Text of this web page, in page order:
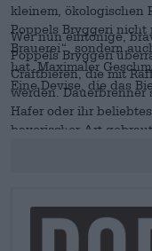
kleinem, ökologischen
Poppels Bryggeri nicht
Brauerei“, sondern
hat. Maximaler
Eine Devise, die das
Wer nun eintönige,
Poppels Bryggeri
Craftbieren, die mit
werden.
Hafer oder ihr
bayerischer Art
werden zahlreiche
003, ein Imperial
gerissen: Es war
vergriffen. Erfolg auf